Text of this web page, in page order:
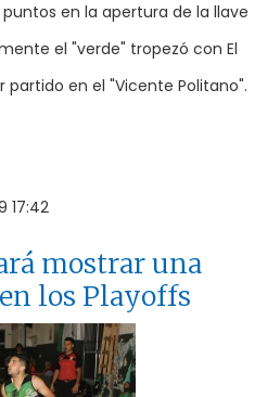
en la apertura de la llave
el "verde" tropezó con El
partido en el "Vicente Politano".
17:42
mostrar una
los Playoffs